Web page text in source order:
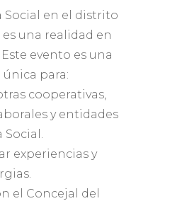
Social en el distrito
una realidad en
evento es una
para:
cooperativas,
y entidades
experiencias y
el Concejal del